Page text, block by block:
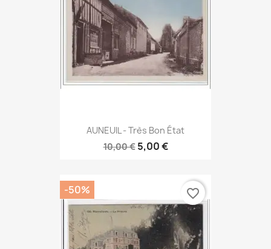
AUNEUIL - Très Bon État
10,00 € 5,00 €
-50% favorite_border